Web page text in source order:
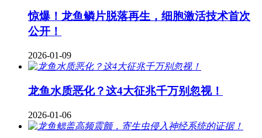
惊爆！龙鱼鳞片脱落再生，细胞激活技术首次
公开！
2026-01-09
龙鱼水质恶化？这4大征兆千万别忽视！
2026-01-06